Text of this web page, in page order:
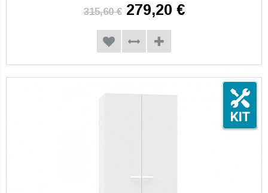
315,60 € 279,20 €